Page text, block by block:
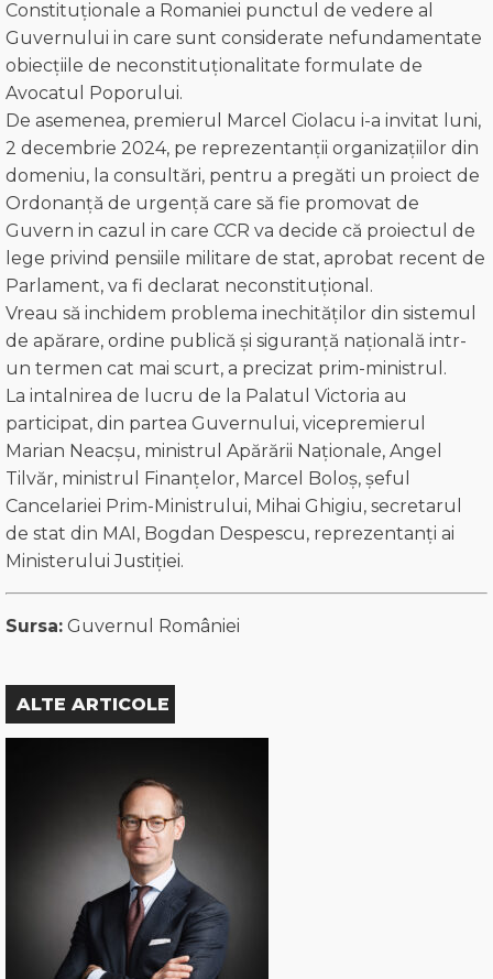
Constituționale a Romaniei punctul de vedere al
Guvernului in care sunt considerate nefundamentate
obiecțiile de neconstituționalitate formulate de
Avocatul Poporului.
De asemenea, premierul Marcel Ciolacu i-a invitat luni,
2 decembrie 2024, pe reprezentanții organizațiilor din
domeniu, la consultări, pentru a pregăti un proiect de
Ordonanță de urgență care să fie promovat de
Guvern in cazul in care CCR va decide că proiectul de
lege privind pensiile militare de stat, aprobat recent de
Parlament, va fi declarat neconstituțional.
Vreau să inchidem problema inechităților din sistemul
de apărare, ordine publică și siguranță națională intr-
un termen cat mai scurt, a precizat prim-ministrul.
La intalnirea de lucru de la Palatul Victoria au
participat, din partea Guvernului, vicepremierul
Marian Neacșu, ministrul Apărării Naționale, Angel
Tilvăr, ministrul Finanțelor, Marcel Boloș, șeful
Cancelariei Prim-Ministrului, Mihai Ghigiu, secretarul
de stat din MAI, Bogdan Despescu, reprezentanți ai
Ministerului Justiției.
Sursa: Guvernul României
ALTE ARTICOLE